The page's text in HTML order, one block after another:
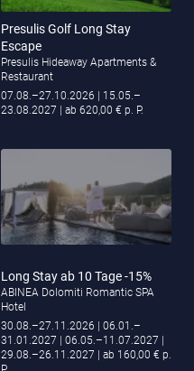
Presulis Golf Long Stay
Escape
Presulis Hideaway Apartments &
Restaurant
07.08.–27.10.2026
| 15.05.–
23.08.2027
| ab 620,00 € p. P.
Long Stay ab 10 Tage -15%
ABINEA Dolomiti Romantic SPA
Hotel
30.08.–27.11.2026
| 06.01.–
31.01.2027
| 06.05.–11.07.2027
29.08.–26.11.2027
| ab 160,00 € p.